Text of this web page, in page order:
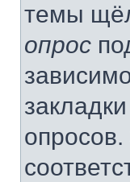
темы
опрос